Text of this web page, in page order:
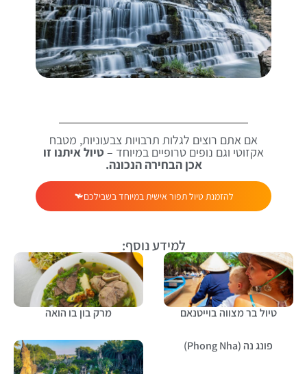
אם אתם רוצים לגלות תרבויות צבעוניות, מטבח
אקזוטי וגם נופים טרופיים במיוחד –טיול איתנו זו
אכן הבחירה הנכונה.
להזמנת טיול תפור אישית במיוחד בשבילכם
למידע נוסף:
טיול בר מצווה בוייטנאם מרק בון בו הואה
פונג נה (Phong Nha)